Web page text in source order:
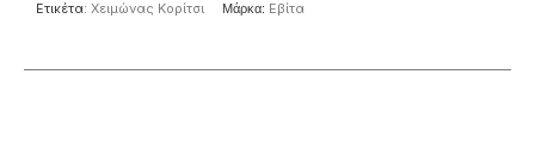
Ετικέτα: Χειμώνας Κορίτσι Μάρκα: Eβίτα